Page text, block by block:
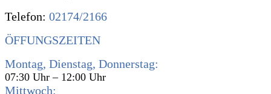
Telefon: 02174/2166
ÖFFUNGSZEITEN
Montag, Dienstag, Donnerstag:
07:30 Uhr – 12:00 Uhr
Mittwoch: